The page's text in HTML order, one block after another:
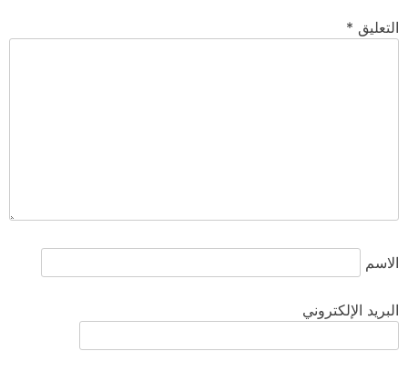
التعليق *
الاسم
البريد الإلكتروني